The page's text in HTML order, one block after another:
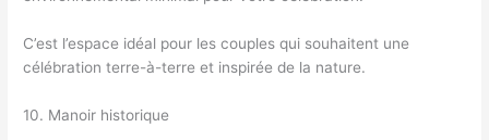
C’est l’espace idéal pour les couples qui souhaitent une
célébration terre-à-terre et inspirée de la nature.
10. Manoir historique